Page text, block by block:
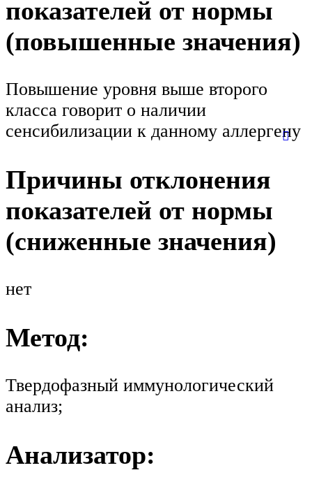
показателей от нормы
(повышенные значения)
Повышение уровня выше второго
класса говорит о наличии
сенсибилизации к данному аллергену
Причины отклонения
показателей от нормы
(сниженные значения)
нет
Метод:
Твердофазный иммунологический
анализ;
Анализатор: